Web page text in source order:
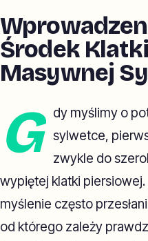
Środek
Masywnej
G
dy myślimy o
sylwetce,
zwykle do
wypiętej klatki
myślenie często
od którego zależy